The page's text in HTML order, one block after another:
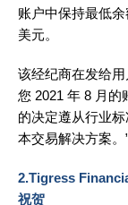
账户中保持最低
美元。
该经纪商在发给
您 2021 年 8 月的
的决定遵从行业
本交易解决方案。
2.Tigress
祝贺